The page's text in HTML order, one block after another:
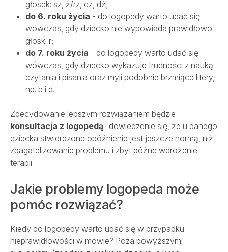
głosek: sz, ż/rz, cz, dż;
do 6. roku życia - do logopedy warto udać się
wówczas, gdy dziecko nie wypowiada prawidłowo
głoski r;
do 7. roku życia - do logopedy warto udać się
wówczas, gdy dziecko wykazuje trudności z nauką
czytania i pisania oraz myli podobnie brzmiące litery,
np. b i d.
Zdecydowanie lepszym rozwiązaniem będzie
konsultacja z logopedą i dowiedzenie się, że u danego
dziecka stwierdzone opóźnienie jest jeszcze normą, niż
zbagatelizowanie problemu i zbyt późne wdrożenie
terapii.
Jakie problemy logopeda może
pomóc rozwiązać?
Kiedy do logopedy warto udać się w przypadku
nieprawidłowości w mowie? Poza powyższymi